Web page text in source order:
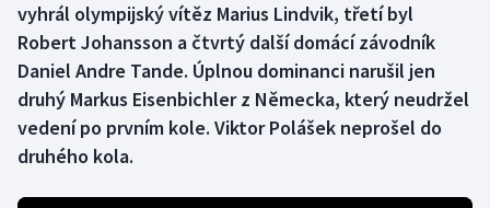
Box
Curling
Cyklistika
Dostihy
vyhrál olympijský vítěz Marius Lindvik, třetí byl
Robert Johansson a čtvrtý další domácí závodník
Daniel Andre Tande. Úplnou dominanci narušil jen
druhý Markus Eisenbichler z Německa, který neudržel
vedení po prvním kole. Viktor Polášek neprošel do
druhého kola.